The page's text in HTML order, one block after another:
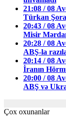
21:08 / 08
Türkan
20:43 / 08
Misir
20:28 / 08
ABŞ-la
20:14 / 08
İranın
20:00 / 08
ABŞ və
Çox oxunanlar